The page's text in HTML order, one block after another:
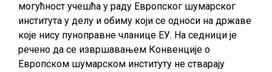
могућност учешћа у раду Европског шумарског
института у делу и обиму који се односи на државе
које нису пуноправне чланице ЕУ. На седници је
речено да се извршавањем Конвенције о
Европском шумарском институту не стварају